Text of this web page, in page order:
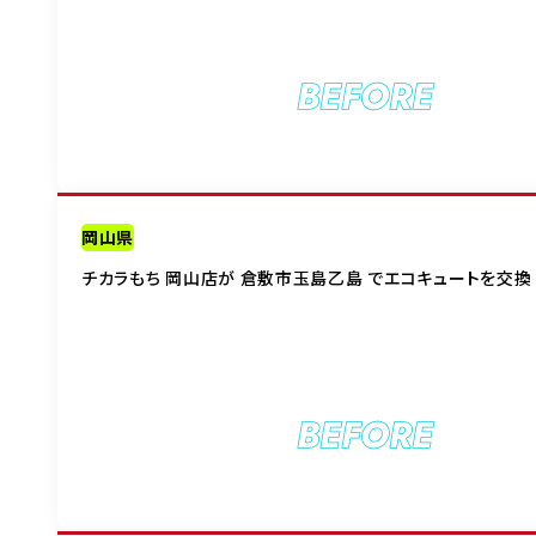
BEFORE
岡山県
チカラもち 岡山店が 倉敷市玉島乙島 でエコキュートを交換
BEFORE